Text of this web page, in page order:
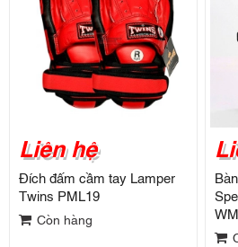
Liên hệ
Đích đấm cầm tay Lamper
Twins PML19
Còn hàng